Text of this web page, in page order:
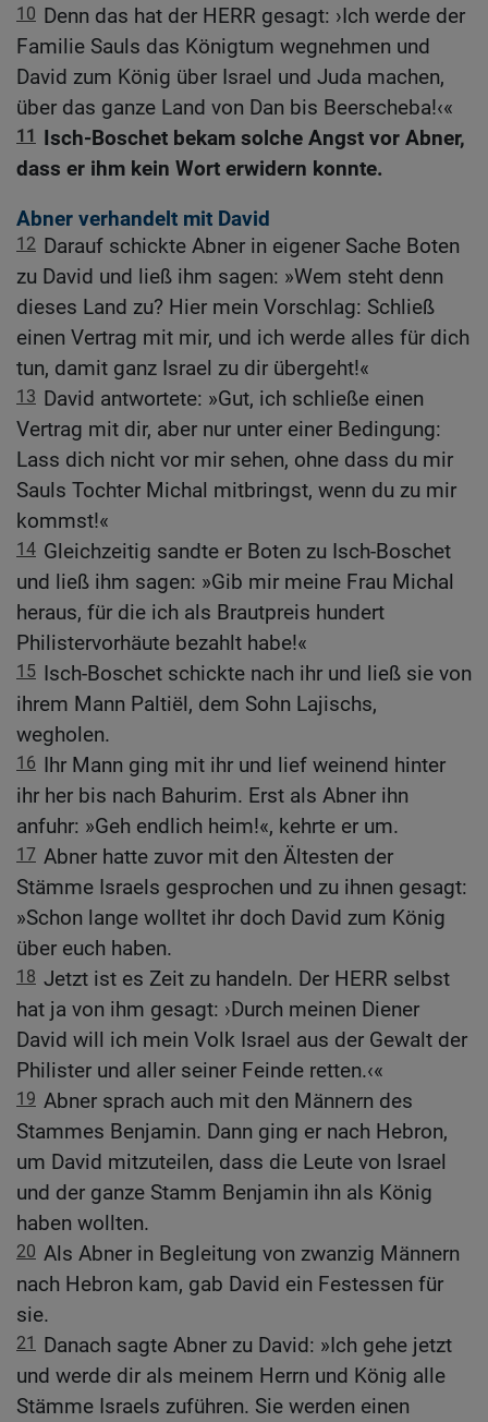
10 Denn das hat der HERR gesagt: ›Ich werde der
Familie Sauls das Königtum wegnehmen und
David zum König über Israel und Juda machen,
über das ganze Land von Dan bis Beerscheba!‹«
11
Isch-Boschet bekam solche Angst vor Abner,
dass er ihm kein Wort erwidern konnte.
Abner verhandelt mit David
12 Darauf schickte Abner in eigener Sache Boten
zu David und ließ ihm sagen: »Wem steht denn
dieses Land zu? Hier mein Vorschlag: Schließ
einen Vertrag mit mir, und ich werde alles für dich
tun, damit ganz Israel zu dir übergeht!«
13 David antwortete: »Gut, ich schließe einen
Vertrag mit dir, aber nur unter einer Bedingung:
Lass dich nicht vor mir sehen, ohne dass du mir
Sauls Tochter Michal mitbringst, wenn du zu mir
kommst!«
14 Gleichzeitig sandte er Boten zu Isch-Boschet
und ließ ihm sagen: »Gib mir meine Frau Michal
heraus, für die ich als Brautpreis hundert
Philistervorhäute bezahlt habe!«
15 Isch-Boschet schickte nach ihr und ließ sie von
ihrem Mann Paltiël, dem Sohn Lajischs,
wegholen.
16 Ihr Mann ging mit ihr und lief weinend hinter
ihr her bis nach Bahurim. Erst als Abner ihn
anfuhr: »Geh endlich heim!«, kehrte er um.
17 Abner hatte zuvor mit den Ältesten der
Stämme Israels gesprochen und zu ihnen gesagt:
»Schon lange wolltet ihr doch David zum König
über euch haben.
18 Jetzt ist es Zeit zu handeln. Der HERR selbst
hat ja von ihm gesagt: ›Durch meinen Diener
David will ich mein Volk Israel aus der Gewalt der
Philister und aller seiner Feinde retten.‹«
19 Abner sprach auch mit den Männern des
Stammes Benjamin. Dann ging er nach Hebron,
um David mitzuteilen, dass die Leute von Israel
und der ganze Stamm Benjamin ihn als König
haben wollten.
20 Als Abner in Begleitung von zwanzig Männern
nach Hebron kam, gab David ein Festessen für
sie.
21 Danach sagte Abner zu David: »Ich gehe jetzt
und werde dir als meinem Herrn und König alle
Stämme Israels zuführen. Sie werden einen